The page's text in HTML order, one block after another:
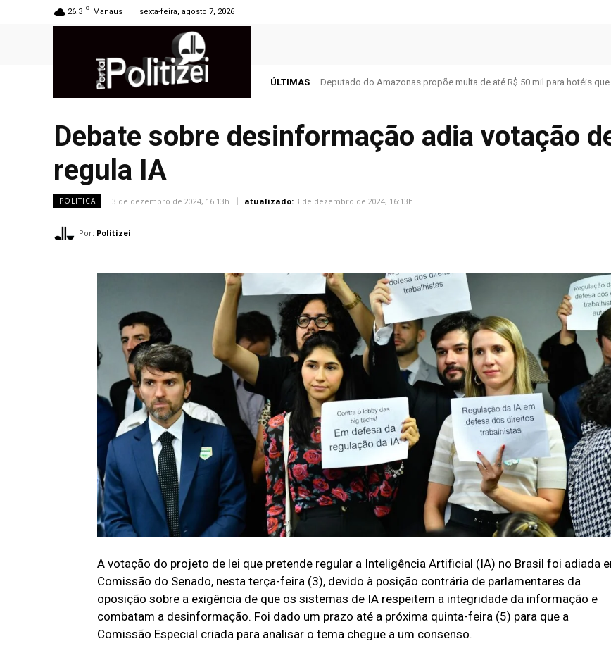
26.3 C Manaus sexta-feira, agosto 7, 2026
ÚLTIMAS Deputado do Amazonas propõe multa de até R$ 50 mil para hotéis
Debate sobre desinformação adia votação
regula IA
POLITICA 3 de dezembro de 2024, 16:13h atualizado: 3 de dezembro de 2024, 16:13h
Por: Politizei
A votação do projeto de lei que pretende regular a Inteligência Artificial (IA) no Brasil foi adiada
Comissão do Senado, nesta terça-feira (3), devido à posição contrária de parlamentares da
oposição sobre a exigência de que os sistemas de IA respeitem a integridade da informação e
combatam a desinformação. Foi dado um prazo até a próxima quinta-feira (5) para que a
Comissão Especial criada para analisar o tema chegue a um consenso.